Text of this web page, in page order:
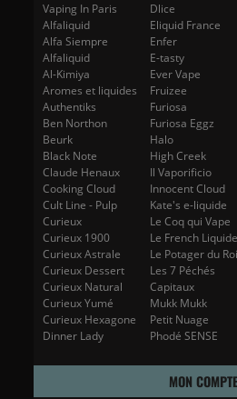
Vaping In Paris
Alfaliquid
Alfa Siempre
Alfaliquid
Al-Kimiya
Aromes et liquides
Authentiks
Ben Northon
Beurk
Black Note
Claude Henaux
Cooking Cloud
Cult Line - Pulp
Curieux
Curieux 1900
Curieux Astrale
Curieux Dessert
Curieux Natural
Curieux Yumé
Curieux Hexagone
Dinner Lady
Dlice
Eliquid France
Enfer
E-tasty
Ever Vape
Fruizee
Furiosa
Furiosa Eggz
Halo
High Creek
Il Vaporificio
Innocent Cloud
Kate's e-liquide
Le Coq qui Vape
Le French Liquide
Le Potager du Roi
Les 7 Péchés
Capitaux
Mukk Mukk
Petit Nuage
Phodé SENSE
MON COMPTE